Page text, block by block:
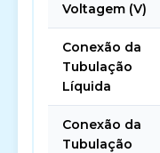
Voltagem (V)
Conexão da
Tubulação
Líquida
Conexão da
Tubulação